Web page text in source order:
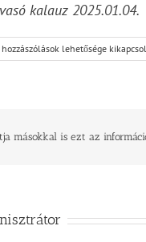
kalauz 2025.01.04.
hozzászólások lehetősége
másokkal is ezt az